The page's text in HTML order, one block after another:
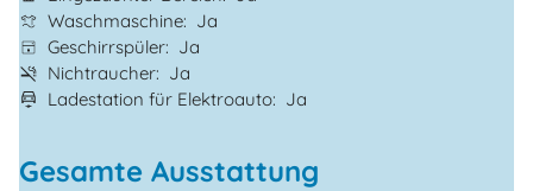
Waschmaschine
Ja
Geschirrspüler
Ja
Nichtraucher
Ja
Ladestation für Elektroauto
Ja
Gesamte Ausstattung